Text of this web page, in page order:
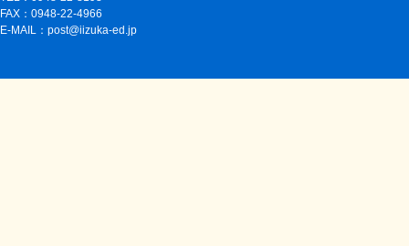
FAX：0948-22-4966
E-MAIL：post@iizuka-ed.jp